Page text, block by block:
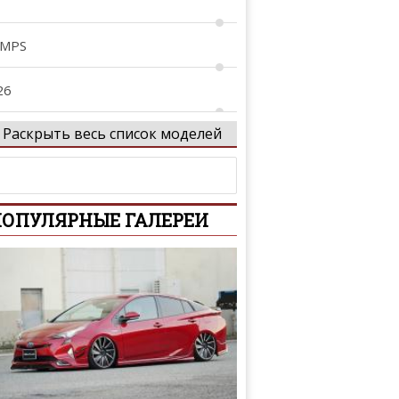
Раскрыть весь список моделей
ГАЛЕРЕИ